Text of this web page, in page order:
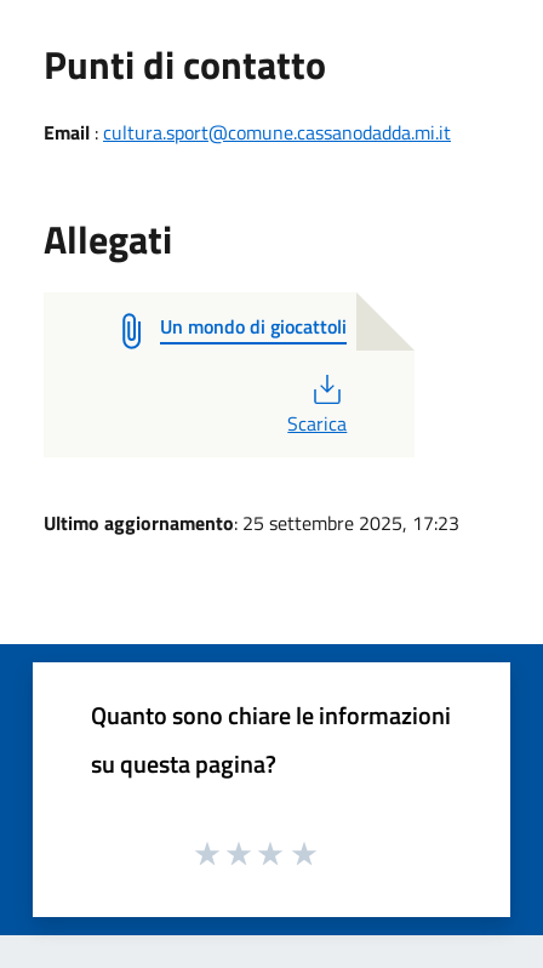
Punti di contatto
Email :cultura.sport@comune.cassanodadda.mi.it
Allegati
Un mondo di giocattoli
Scarica
Ultimo aggiornamento: 25 settembre 2025, 17:23
Quanto sono chiare le informazioni
su questa pagina?